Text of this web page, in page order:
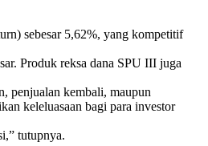
sebesar 5,62%, yang kompetitif
Produk reksa dana SPU III juga
penjualan kembali, maupun
keleluasaan bagi para investor
tutupnya.